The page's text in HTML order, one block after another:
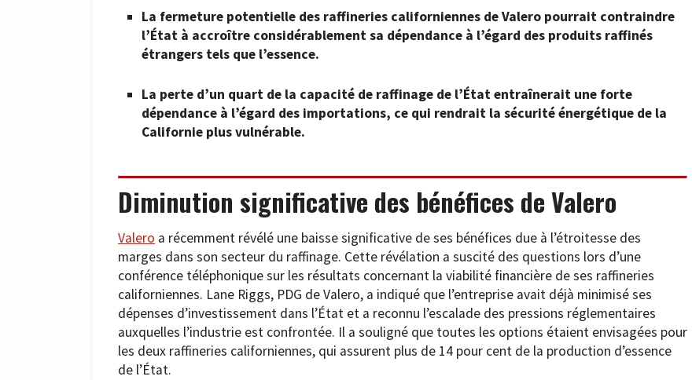
La fermeture potentielle des raffineries californiennes de Valero pourrait contraindre
l’État à accroître considérablement sa dépendance à l’égard des produits raffinés
étrangers tels que l’essence.
La perte d’un quart de la capacité de raffinage de l’État entraînerait une forte
dépendance à l’égard des importations, ce qui rendrait la sécurité énergétique de la
Californie plus vulnérable.
Diminution significative des bénéfices de Valero
Valero a récemment révélé une baisse significative de ses bénéfices due à l’étroitesse des
marges dans son secteur du raffinage. Cette révélation a suscité des questions lors d’une
conférence téléphonique sur les résultats concernant la viabilité financière de ses raffineries
californiennes. Lane Riggs, PDG de Valero, a indiqué que l’entreprise avait déjà minimisé ses
dépenses d’investissement dans l’État et a reconnu l’escalade des pressions réglementaires
auxquelles l’industrie est confrontée. Il a souligné que toutes les options étaient envisagées pour
les deux raffineries californiennes, qui assurent plus de 14 pour cent de la production d’essence
de l’État.